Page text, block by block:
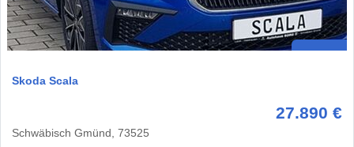
Skoda Scala
27.890 €
Schwäbisch Gmünd, 73525